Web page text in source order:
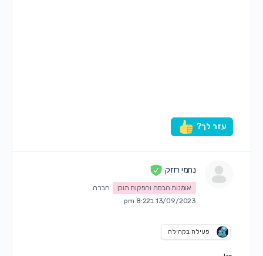
עזר לך?
נחמי רזזק
אומנות הבמה והפקות תוכן
חברה
13/09/2023 ב8:22 pm
פעילה בקהילה